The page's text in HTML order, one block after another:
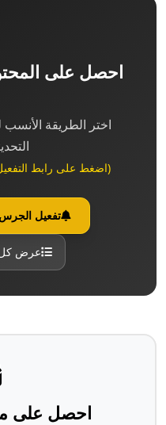
احصل على
اختر الطريقة
(اضغط على رابط
تفعيل
عرض كل
احصل على